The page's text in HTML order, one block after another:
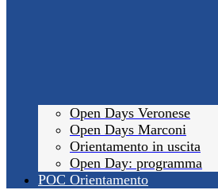
Open Days Veronese
Open Days Marconi
Orientamento in uscita
Open Day: programma
POC Orientamento